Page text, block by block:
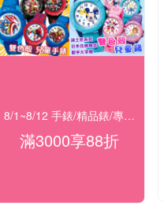
8/1~8/12 手錶/精品錶/專櫃飾品 指定商品滿$3000享88折
滿3000享88折